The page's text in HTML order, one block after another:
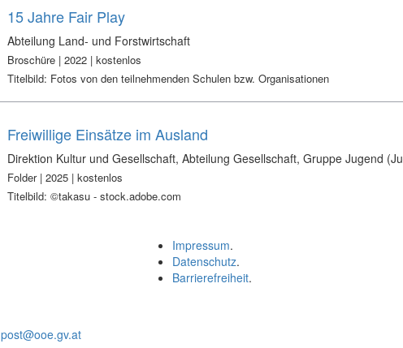
15 Jahre Fair Play
Abteilung Land- und Forstwirtschaft
Broschüre | 2022 | kostenlos
Titelbild: Fotos von den teilnehmenden Schulen bzw. Organisationen
Freiwillige Einsätze im Ausland
Direktion Kultur und Gesellschaft, Abteilung Gesellschaft, Gruppe Jugend
Folder | 2025 | kostenlos
Titelbild: ©takasu - stock.adobe.com
Impressum.
Datenschutz.
Barrierefreiheit.
post@ooe.gv.at